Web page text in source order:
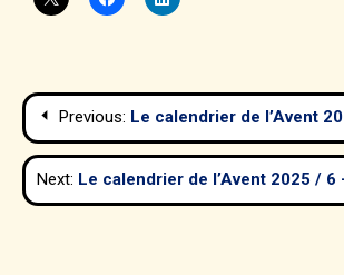
Navigation
de
l’article
Previous: Le calendrier de l’Avent
Next: Le calendrier de l’Avent 2025 / 6